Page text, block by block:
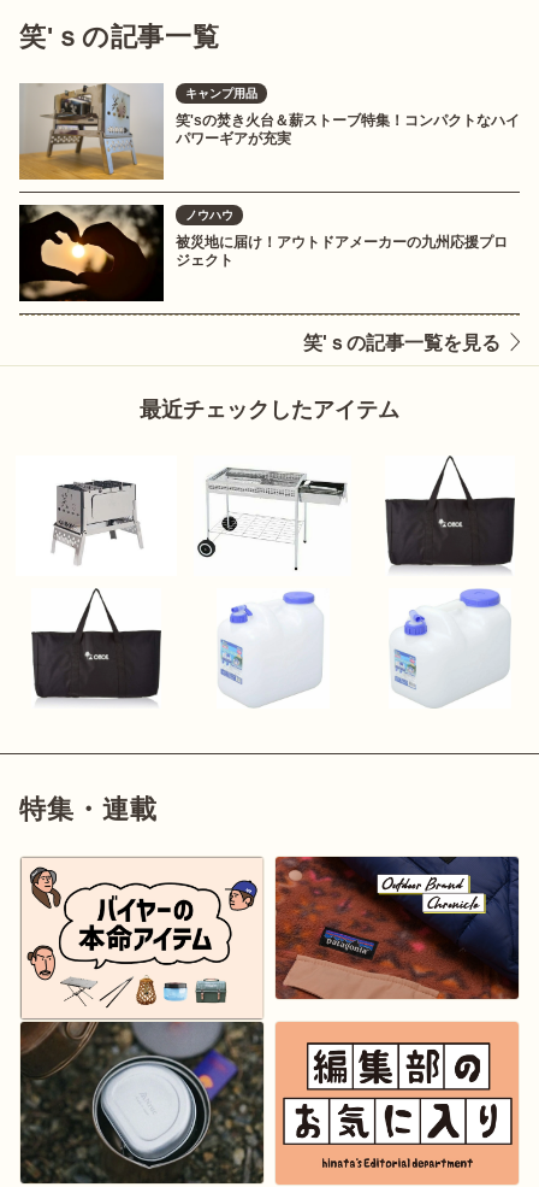
笑'ｓの記事一覧
キャンプ用品
笑'sの焚き火台＆薪ストーブ特集！コンパクトなハイ
パワーギアが充実
ノウハウ
被災地に届け！アウトドアメーカーの九州応援プロ
ジェクト
笑'ｓの記事一覧を見る
最近チェックしたアイテム
特集・連載